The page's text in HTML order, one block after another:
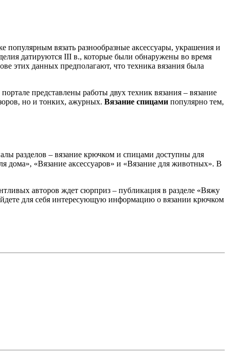
популярным вязать разнообразные аксессуары, украшения и
датируются III в., которые были обнаружены во время
этих данных предполагают, что техника вязания была
представлены работы двух техник вязания – вязание
но и тонких, ажурных. Вязание спицами популярно тем,
разделов – вязание крючком и спицами доступны для
дома», «Вязание аксессуаров» и «Вязание для животных». В
авторов ждет сюрприз – публикация в разделе «Вяжу
для себя интересующую информацию о вязании крючком